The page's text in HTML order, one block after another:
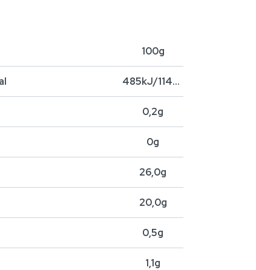
100g
485kJ/114kcal
0,2g
0g
26,0g
20,0g
0,5g
1,1g